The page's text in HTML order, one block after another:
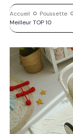
Accueil Poussette
Meilleur TOP 10